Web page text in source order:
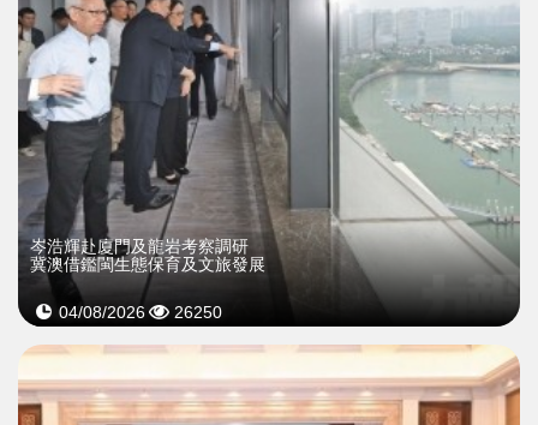
岑浩輝赴廈門及龍岩考察調研
冀澳借鑑閩生態保育及文旅發展
04/08/2026 26250